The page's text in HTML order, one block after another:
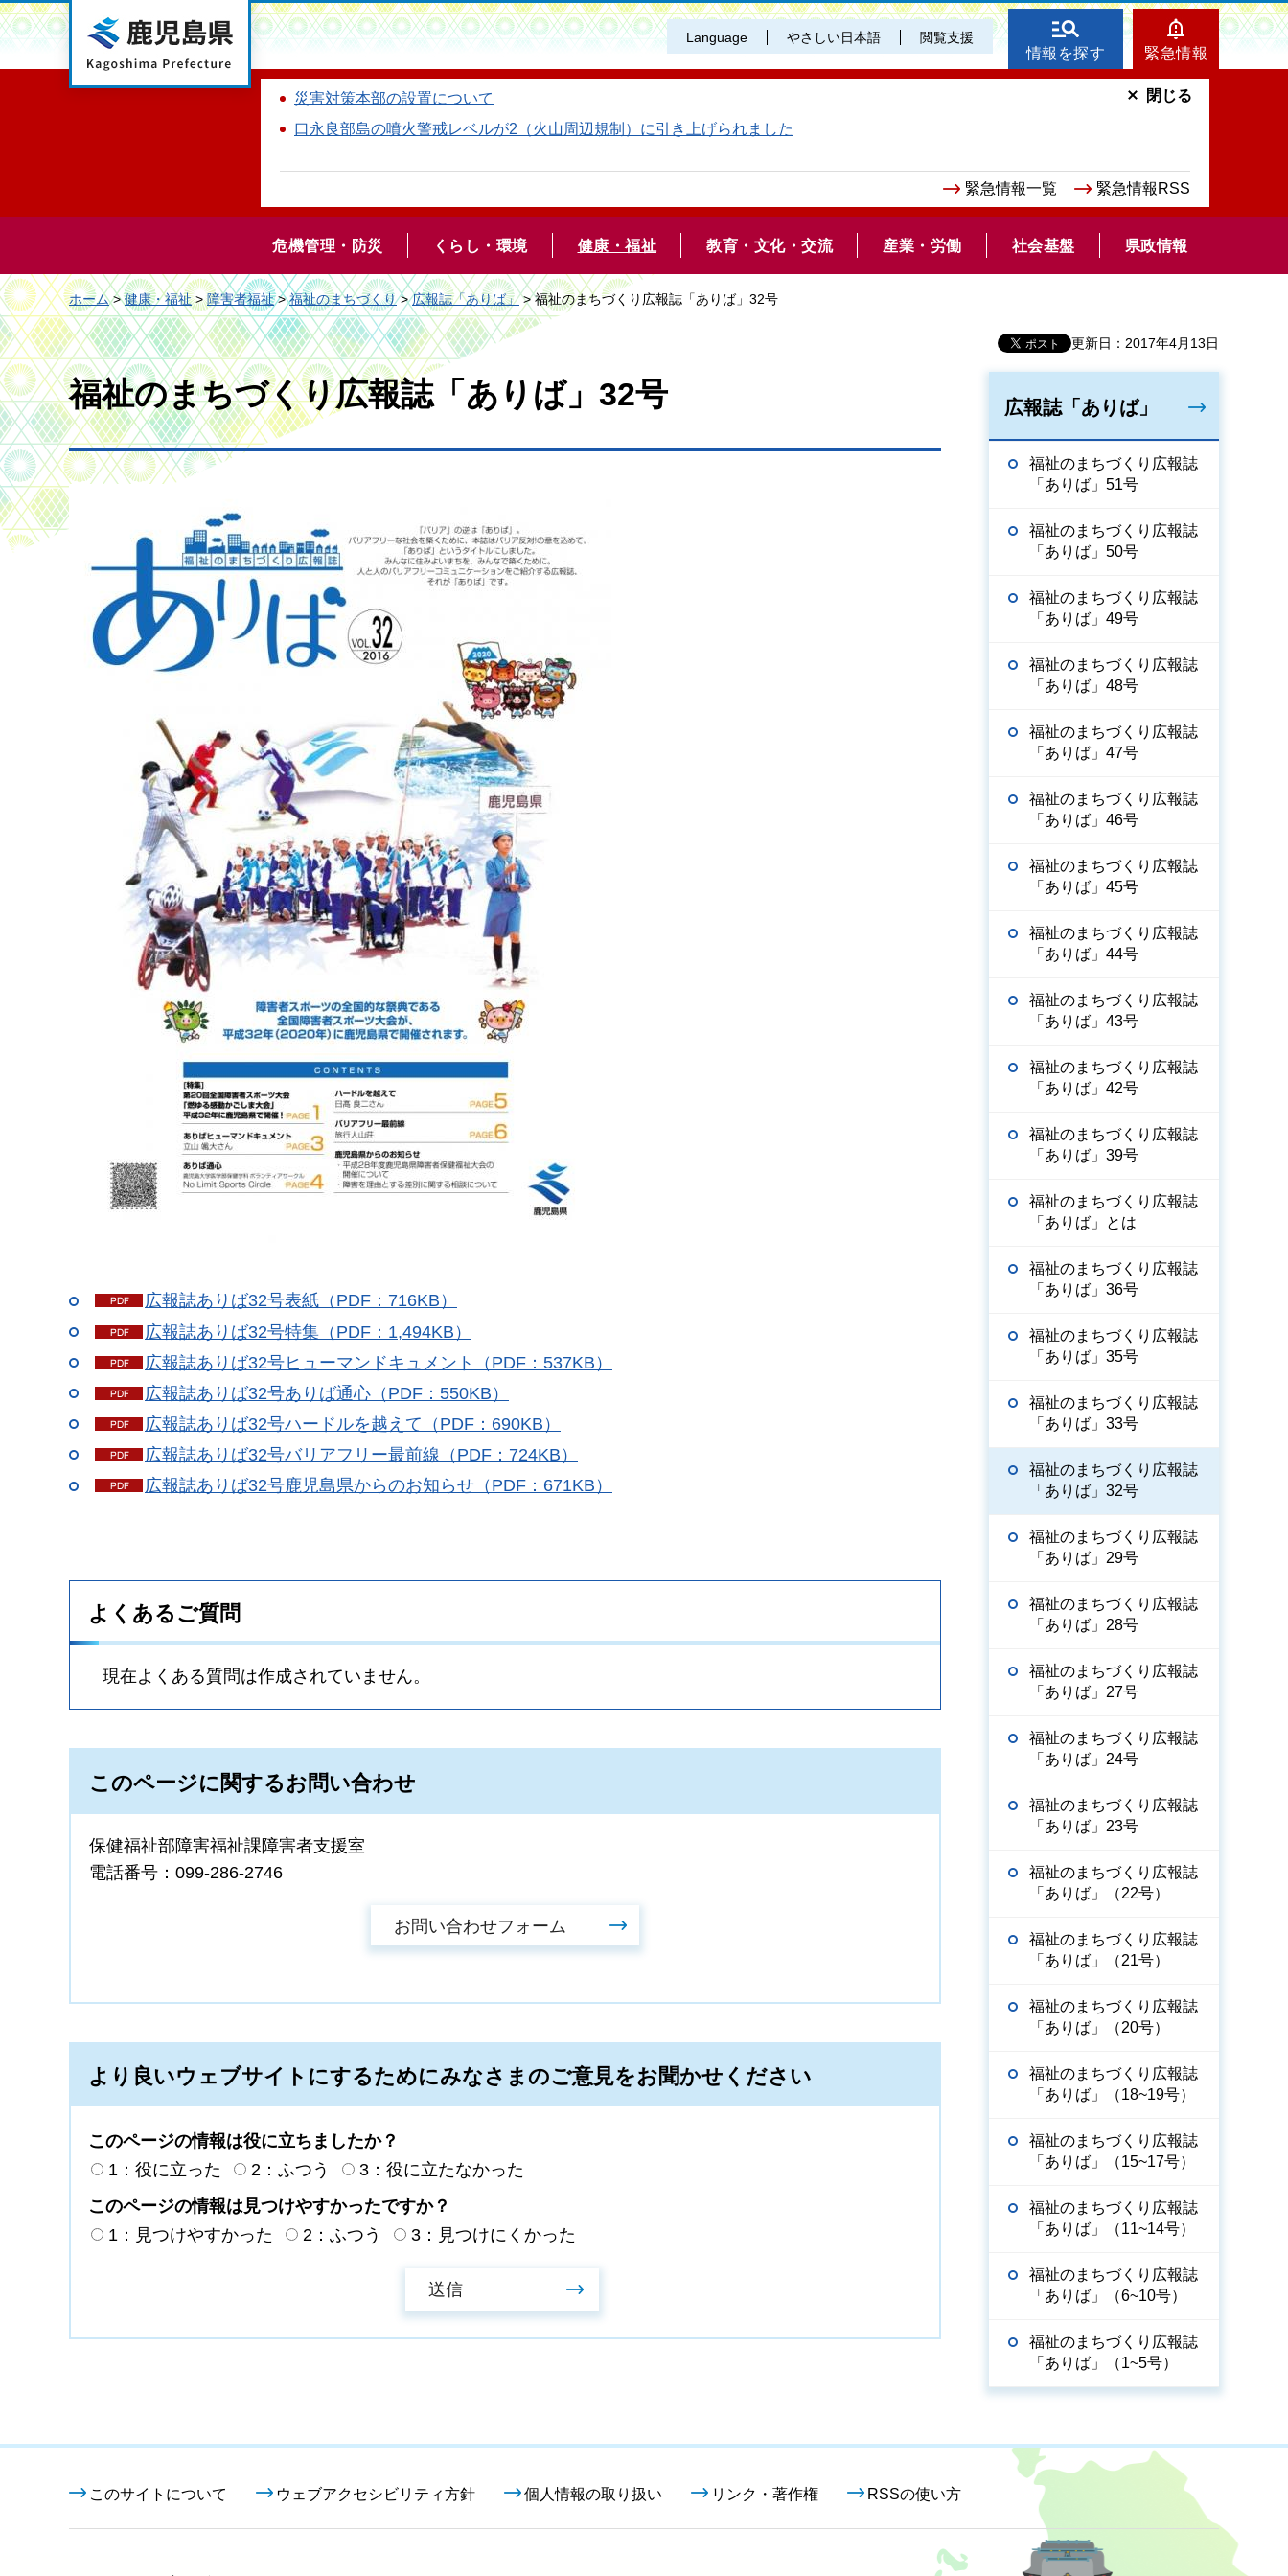
鹿児島県 Language やさしい日本語 閲覧支援
情報を探す 緊急情報
災害対策本部の設置について
口永良部島の噴火警戒レベルが2（火山周辺規制）に引き上げられました
緊急情報一覧 緊急情報RSS
閉じる
危機管理・防災 くらし・環境 健康・福祉 教育・文化・交流 産業・労働 社会基盤 県政情報
ホーム>健康・福祉>障害者福祉>福祉のまちづくり>広報誌「ありば」> 福祉のまちづくり広報誌「ありば」32号
更新日：2017年4月13日
福祉のまちづくり広報誌「ありば」32号
広報誌ありば32号表紙（PDF：716KB）
広報誌ありば32号特集（PDF：1,494KB）
広報誌ありば32号ヒューマンドキュメント（PDF：537KB）
広報誌ありば32号ありば通心（PDF：550KB）
広報誌ありば32号ハードルを越えて（PDF：690KB）
広報誌ありば32号バリアフリー最前線（PDF：724KB）
広報誌ありば32号鹿児島県からのお知らせ（PDF：671KB）
よくあるご質問
現在よくある質問は作成されていません。
このページに関するお問い合わせ
保健福祉部障害福祉課障害者支援室
電話番号：099-286-2746
より良いウェブサイトにするためにみなさまのご意見をお聞かせください
このページの情報は役に立ちましたか？
1：役に立った
2：ふつう
3：役に立たなかった
このページの情報は見つけやすかったですか？
1：見つけやすかった
2：ふつう 3：見つけにくかった
広報誌「ありば」
福祉のまちづくり広報誌
「ありば」51号
福祉のまちづくり広報誌
「ありば」50号
福祉のまちづくり広報誌
「ありば」49号
福祉のまちづくり広報誌
「ありば」48号
福祉のまちづくり広報誌
「ありば」47号
福祉のまちづくり広報誌
「ありば」46号
福祉のまちづくり広報誌
「ありば」45号
福祉のまちづくり広報誌
「ありば」44号
福祉のまちづくり広報誌
「ありば」43号
福祉のまちづくり広報誌
「ありば」42号
福祉のまちづくり広報誌
「ありば」39号
福祉のまちづくり広報誌
「ありば」とは
福祉のまちづくり広報誌
「ありば」36号
福祉のまちづくり広報誌
「ありば」35号
福祉のまちづくり広報誌
「ありば」33号
福祉のまちづくり広報誌
「ありば」32号
福祉のまちづくり広報誌
「ありば」29号
福祉のまちづくり広報誌
「ありば」28号
福祉のまちづくり広報誌
「ありば」27号
福祉のまちづくり広報誌
「ありば」24号
福祉のまちづくり広報誌
「ありば」23号
福祉のまちづくり広報誌
「ありば」（22号）
福祉のまちづくり広報誌
「ありば」（21号）
福祉のまちづくり広報誌
「ありば」（20号）
福祉のまちづくり広報誌
「ありば」（18~19号）
福祉のまちづくり広報誌
「ありば」（15~17号）
福祉のまちづくり広報誌
「ありば」（11~14号）
福祉のまちづくり広報誌
「ありば」（6~10号）
福祉のまちづくり広報誌
「ありば」（1~5号）
このサイトについて ウェブアクセシビリティ方針 個人情報の取り扱い リンク・著作権 RSSの使い方